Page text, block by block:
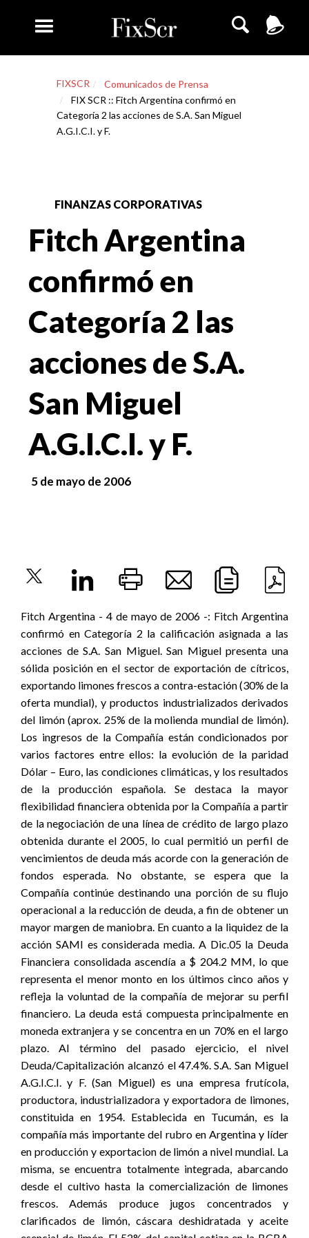
FIXSCR
Comunicados de Prensa
FIX SCR :: Fitch Argentina confirmó en
Categoría 2 las acciones de S.A. San Miguel
A.G.I.C.I. y F.
FINANZAS CORPORATIVAS
Fitch Argentina
confirmó en
Categoría 2 las
acciones de S.A.
San Miguel
A.G.I.C.I. y F.
5 de mayo de 2006
Fitch Argentina - 4 de mayo de 2006 -: Fitch Argentina
confirmó en Categoría 2 la calificación asignada a las
acciones de S.A. San Miguel. San Miguel presenta una
sólida posición en el sector de exportación de cítricos,
exportando limones frescos a contra-estación (30% de la
oferta mundial), y productos industrializados derivados
del limón (aprox. 25% de la molienda mundial de limón).
Los ingresos de la Compañía están condicionados por
varios factores entre ellos: la evolución de la paridad
Dólar – Euro, las condiciones climáticas, y los resultados
de la producción española. Se destaca la mayor
flexibilidad financiera obtenida por la Compañía a partir
de la negociación de una línea de crédito de largo plazo
obtenida durante el 2005, lo cual permitió un perfil de
vencimientos de deuda más acorde con la generación de
fondos esperada. No obstante, se espera que la
Compañía continúe destinando una porción de su flujo
operacional a la reducción de deuda, a fin de obtener un
mayor margen de maniobra. En cuanto a la liquidez de la
acción SAMI es considerada media. A Dic.05 la Deuda
Financiera consolidada ascendía a $ 204.2 MM, lo que
representa el menor monto en los últimos cinco años y
refleja la voluntad de la compañía de mejorar su perfil
financiero. La deuda está compuesta principalmente en
moneda extranjera y se concentra en un 70% en el largo
plazo. Al término del pasado ejercicio, el nivel
Deuda/Capitalización alcanzó el 47.4%. S.A. San Miguel
A.G.I.C.I. y F. (San Miguel) es una empresa frutícola,
productora, industrializadora y exportadora de limones,
constituida en 1954. Establecida en Tucumán, es la
compañía más importante del rubro en Argentina y líder
en producción y exportacion de limón a nivel mundial. La
misma, se encuentra totalmente integrada, abarcando
desde el cultivo hasta la comercialización de limones
frescos. Además produce jugos concentrados y
clarificados de limón, cáscara deshidratada y aceite